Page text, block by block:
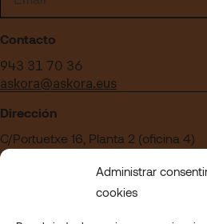
Administrar
cookies
Contacto
943 31 70 36
askora@askora.eus
Dirección
C/Portuetxe 16, Planta 2 (oficina 4)
Edificio Blanca Vinuesa
20018 San Sebastián – Gipuzkoa